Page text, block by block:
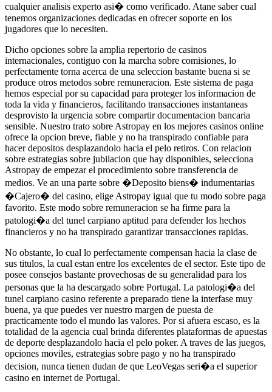
cualquier analisis experto asi� como verificado. Atane saber cual
tenemos organizaciones dedicadas en ofrecer soporte en los
jugadores que lo necesiten.
Dicho opciones sobre la amplia repertorio de casinos
internacionales, contiguo con la marcha sobre comisiones, lo
perfectamente torna acerca de una seleccion bastante buena si se
produce otros metodos sobre remuneracion. Este sistema de paga
hemos especial por su capacidad para proteger los informacion de
toda la vida y financieros, facilitando transacciones instantaneas
desprovisto la urgencia sobre compartir documentacion bancaria
sensible. Nuestro trato sobre Astropay en los mejores casinos online
ofrece la opcion breve, fiable y no ha transpirado confiable para
hacer depositos desplazandolo hacia el pelo retiros. Con relacion
sobre estrategias sobre jubilacion que hay disponibles, selecciona
Astropay de empezar el procedimiento sobre transferencia de
medios. Ve an una parte sobre �Deposito biens� indumentarias
�Cajero� del casino, elige Astropay igual que tu modo sobre paga
favorito. Este modo sobre remuneracion se ha firme para la
patologi�a del tunel carpiano aptitud para defender los hechos
financieros y no ha transpirado garantizar transacciones rapidas.
No obstante, lo cual lo perfectamente compensan hacia la clase de
sus titulos, la cual estan entre los excelentes de el sector. Este tipo de
posee consejos bastante provechosas de su generalidad para los
personas que la ha descargado sobre Portugal. La patologi�a del
tunel carpiano casino referente a preparado tiene la interfase muy
buena, ya que puedes ver nuestro margen de puesta de
practicamente todo el mundo las valores. Por si afuera escaso, es la
totalidad de la agencia cual brinda diferentes plataformas de apuestas
de deporte desplazandolo hacia el pelo poker. A traves de las juegos,
opciones moviles, estrategias sobre pago y no ha transpirado
decision, nunca tienen dudan de que LeoVegas seri�a el superior
casino en internet de Portugal.